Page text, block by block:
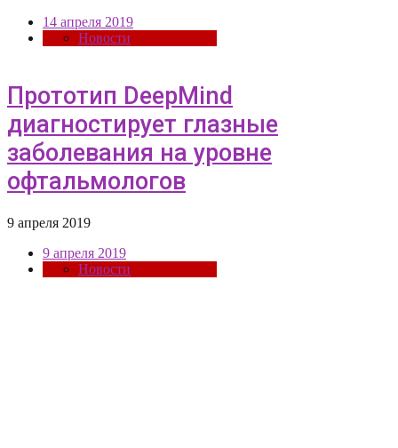
14 апреля 2019
Новости
Прототип DeepMind
диагностирует глазные
заболевания на уровне
офтальмологов
9 апреля 2019
9 апреля 2019
Новости